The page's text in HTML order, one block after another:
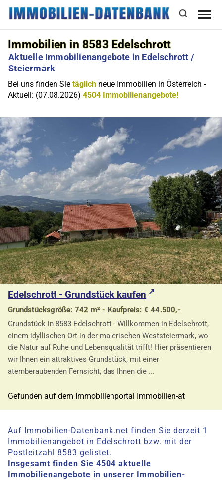
Immobilien in 8583 Edelschrott
Aktuelle Immobilienangebote in Edelschrott /
Steiermark
Bei uns finden Sietäglich neue Immobilien in Österreich -
Aktuell: (07.08.2026)4504 Immobilienangebote!
Edelschrott - Grundstück kaufen
Grundstücksgröße: 742 m² - Kaufpreis: € 44.500,-
Grundstück in 8583 Edelschrott - Willkommen in Edelschrott,
einem idyllischen Ort in der malerischen Weststeiermark, wo
die Natur auf Ruhe und Lebensqualität trifft! Hier präsentieren
wir Ihnen ein attraktives Grundstück, mit einer
atemberaubenden Fernsicht, das Ihnen die ...
Gefunden auf dem Immobilienportal Immobilien-at
Auf Immobilien-Datenbank.net finden Sie derzeit 1
Immobilienangebot in Edelschrott bzw. mit der
Postleitzahl 8583 gelistet.
Insgesamt finden Sie 4504 aktuelle
Immobilienangebote in unserer Immobilien-